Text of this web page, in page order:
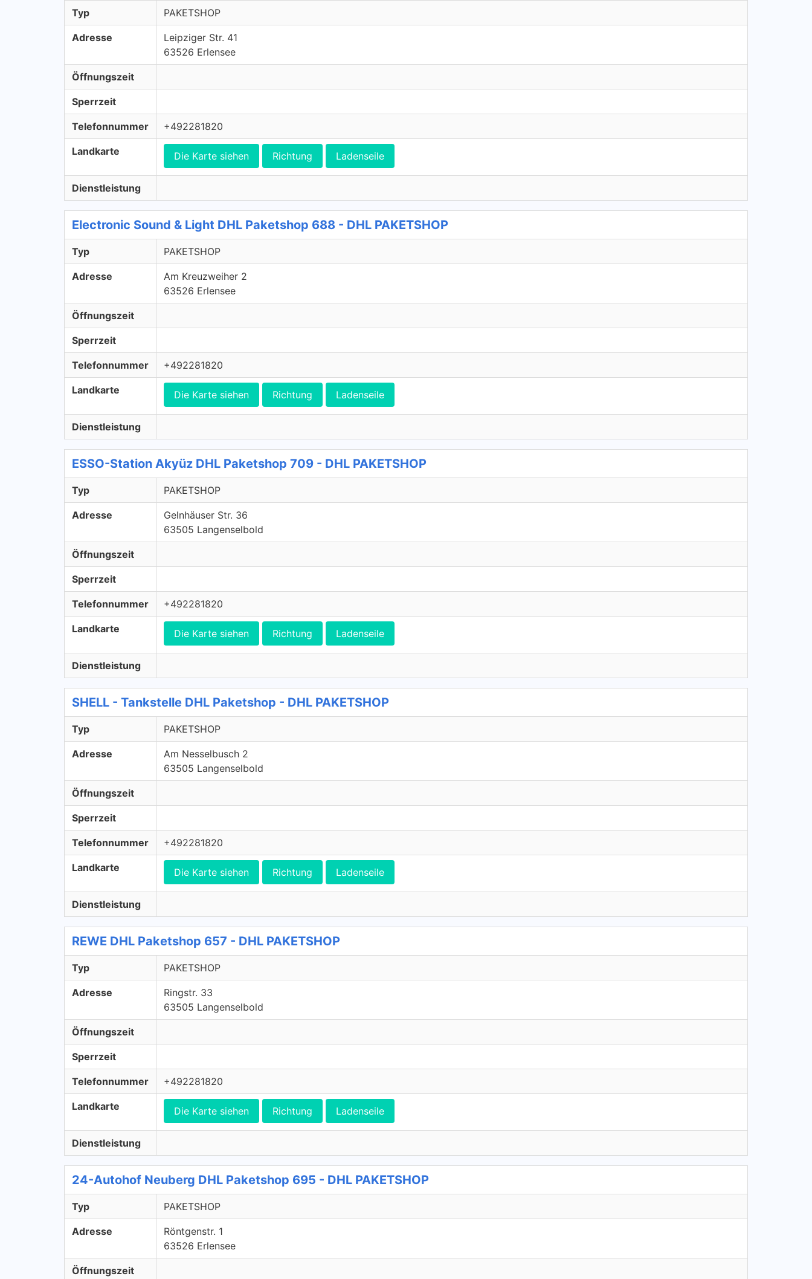
Typ PAKETSHOP
Adresse
Leipziger Str. 41
63526 Erlensee
Öffnungszeit
Sperrzeit
Telefonnummer +492281820
Landkarte Die Karte siehen Richtung Ladenseile
Dienstleistung
Electronic Sound & Light DHL Paketshop 688 - DHL PAKETSHOP
Typ PAKETSHOP
Adresse
Am Kreuzweiher 2
63526 Erlensee
Öffnungszeit
Sperrzeit
Telefonnummer +492281820
Landkarte Die Karte siehen Richtung Ladenseile
Dienstleistung
ESSO-Station Akyüz DHL Paketshop 709 - DHL PAKETSHOP
Typ PAKETSHOP
Adresse
Gelnhäuser Str. 36
63505 Langenselbold
Öffnungszeit
Sperrzeit
Telefonnummer +492281820
Landkarte Die Karte siehen Richtung Ladenseile
Dienstleistung
SHELL - Tankstelle DHL Paketshop - DHL PAKETSHOP
Typ PAKETSHOP
Adresse
Am Nesselbusch 2
63505 Langenselbold
Öffnungszeit
Sperrzeit
Telefonnummer +492281820
Landkarte Die Karte siehen Richtung Ladenseile
Dienstleistung
REWE DHL Paketshop 657 - DHL PAKETSHOP
Typ PAKETSHOP
Adresse
Ringstr. 33
63505 Langenselbold
Öffnungszeit
Sperrzeit
Telefonnummer +492281820
Landkarte Die Karte siehen Richtung Ladenseile
Dienstleistung
24-Autohof Neuberg DHL Paketshop 695 - DHL PAKETSHOP
Typ PAKETSHOP
Adresse
Röntgenstr. 1
63526 Erlensee
Öffnungszeit